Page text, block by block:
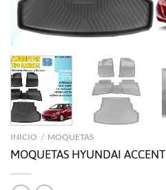
INICIO / MOQUETAS
MOQUETAS HYUNDAI ACCENT